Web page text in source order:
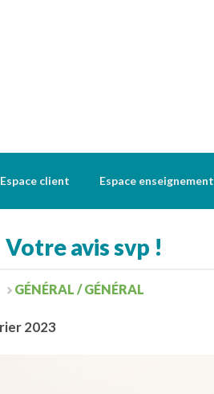
Espace client Espace enseignement
Votre avis svp !
GÉNÉRAL / GÉNÉRAL
2023